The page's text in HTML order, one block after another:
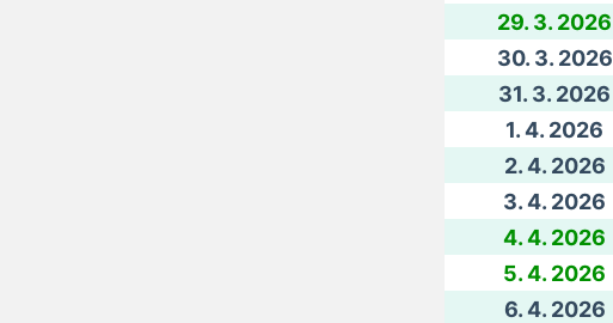
29. 3. 2026
30. 3. 2026
31. 3. 2026
1. 4. 2026
2. 4. 2026
3. 4. 2026
4. 4. 2026
5. 4. 2026
6. 4. 2026